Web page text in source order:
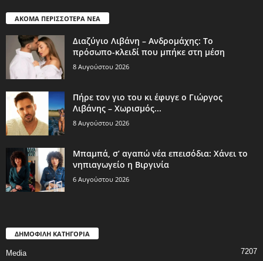
ΑΚΟΜΑ ΠΕΡΙΣΣΟΤΕΡΑ ΝΕΑ
Διαζύγιο Λιβάνη – Ανδρομάχης: Το
πρόσωπο-κλειδί που μπήκε στη μέση
8 Αυγούστου 2026
Πήρε τον γιο του κι έφυγε ο Γιώργος
Λιβάνης – Χωρισμός...
8 Αυγούστου 2026
Μπαμπά, σ’ αγαπώ νέα επεισόδια: Χάνει το
νηπιαγωγείο η Βιργινία
6 Αυγούστου 2026
ΔΗΜΟΦΙΛΗ ΚΑΤΗΓΟΡΙΑ
Media 7207